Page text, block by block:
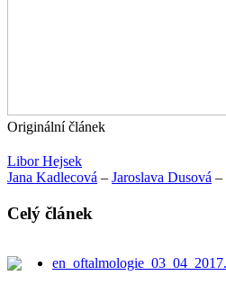
Originální článek
Libor Hejsek
Jana Kadlecová – Jaroslava Dusová –
Celý článek